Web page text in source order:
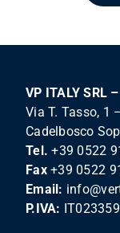
VP ITALY SRL
Via T. Tasso, 1
Cadelbosco
Tel. +39 0522
Fax +39 0522
Email:
P.IVA: